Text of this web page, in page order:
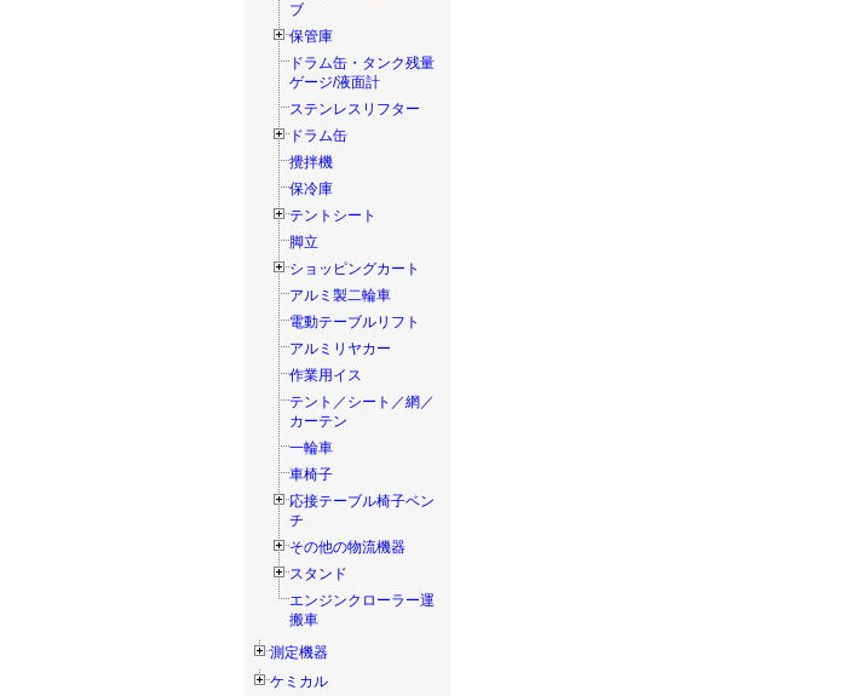
ブ
保管庫
ドラム缶・タンク残量
ゲージ/液面計
ステンレスリフター
ドラム缶
攪拌機
保冷庫
テントシート
脚立
ショッピングカート
アルミ製二輪車
電動テーブルリフト
アルミリヤカー
作業用イス
テント／シート／網／
カーテン
一輪車
車椅子
応接テーブル椅子ベン
チ
その他の物流機器
スタンド
エンジンクローラー運
搬車
測定機器
ケミカル